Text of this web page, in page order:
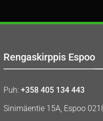
Rengaskirppis Espoo
Puh: +358 405 134 443
Sinimäentie 15A, Espoo